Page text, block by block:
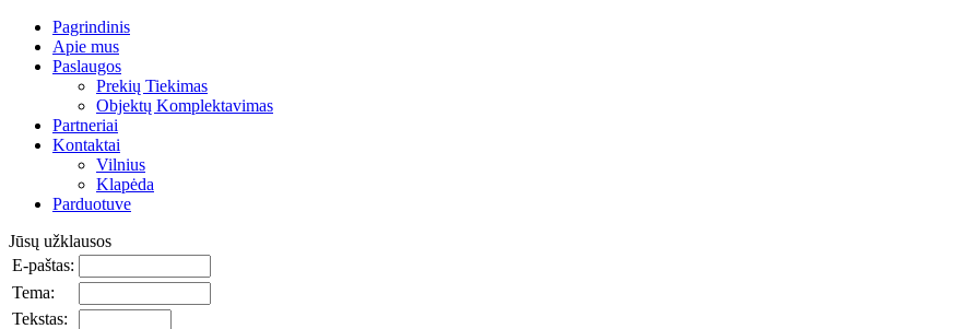
Pagrindinis
Apie mus
Paslaugos
Prekių Tiekimas
Objektų Komplektavimas
Partneriai
Kontaktai
Vilnius
Klapėda
Parduotuve
Jūsų užklausos
E-paštas:
Tema:
Tekstas: